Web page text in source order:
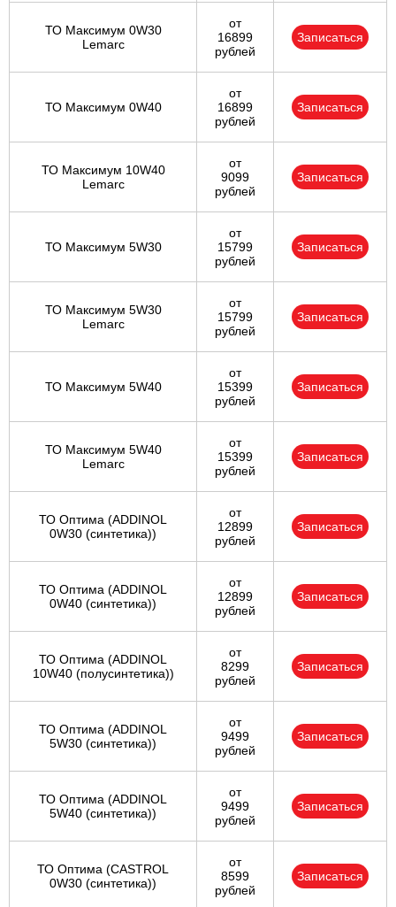
ТО Максимум 0W30
Lemarc
от
16899
рублей
Записаться
ТО Максимум 0W40
от
16899
рублей
Записаться
ТО Максимум 10W40
Lemarc
от
9099
рублей
Записаться
ТО Максимум 5W30
от
15799
рублей
Записаться
ТО Максимум 5W30
Lemarc
от
15799
рублей
Записаться
ТО Максимум 5W40
от
15399
рублей
Записаться
ТО Максимум 5W40
Lemarc
от
15399
рублей
Записаться
ТО Оптима (ADDINOL
0W30 (синтетика))
от
12899
рублей
Записаться
ТО Оптима (ADDINOL
0W40 (синтетика))
от
12899
рублей
Записаться
ТО Оптима (ADDINOL
10W40 (полусинтетика))
от
8299
рублей
Записаться
ТО Оптима (ADDINOL
5W30 (синтетика))
от
9499
рублей
Записаться
ТО Оптима (ADDINOL
5W40 (синтетика))
от
9499
рублей
Записаться
ТО Оптима (CASTROL
0W30 (синтетика))
от
8599
рублей
Записаться